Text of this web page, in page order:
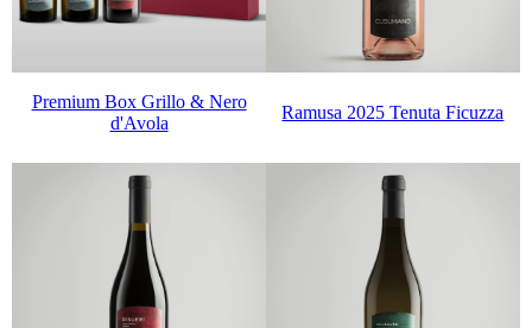
Premium Box Grillo & Nero
d'Avola
Ramusa 2025 Tenuta Ficuzza